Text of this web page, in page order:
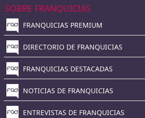
SOBRE FRANQUICIAS
FRANQUICIAS PREMIUM
DIRECTORIO DE FRANQUICIAS
FRANQUICIAS DESTACADAS
NOTICIAS DE FRANQUICIAS
ENTREVISTAS DE FRANQUICIAS